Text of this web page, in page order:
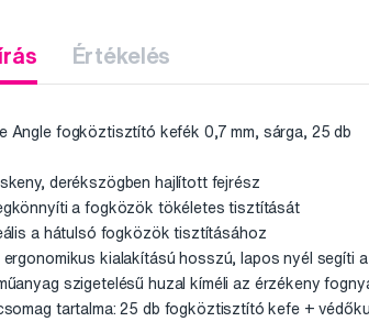
Értékelés
Angle fogköztisztító kefék 0,7 mm, sárga, 25 db
derékszögben hajlított fejrész
a fogközök tökéletes tisztítását
a hátulsó fogközök tisztításához
ergonomikus kialakítású hosszú, lapos nyél segíti
szigetelésű huzal kíméli az érzékeny
tartalma: 25 db fogköztisztító kefe +